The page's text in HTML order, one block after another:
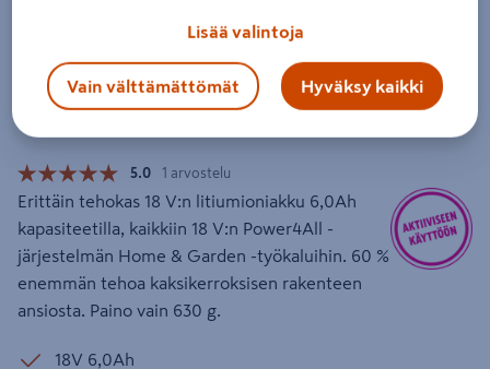
Akku Bosch pba 18V 6,0Ah diy
5.0 1 arvostelu
Erittäin tehokas 18 V:n litiumioniakku 6,0Ah
kapasiteetilla, kaikkiin 18 V:n Power4All -
järjestelmän Home & Garden -työkaluihin. 60 %
enemmän tehoa kaksikerroksisen rakenteen
ansiosta. Paino vain 630 g.
18V 6,0Ah
Lisää valintoja
Vain välttämättömät Hyväksy kaikki